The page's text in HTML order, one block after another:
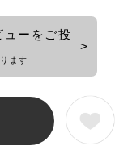
ューをご投
ます